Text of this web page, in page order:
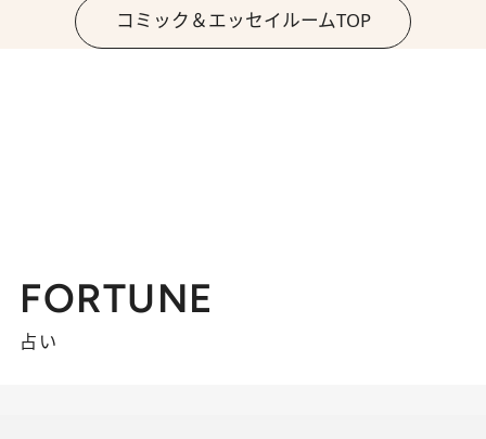
コミック＆エッセイルームTOP
FORTUNE
占い